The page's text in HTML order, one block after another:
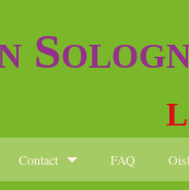
Contact FAQ